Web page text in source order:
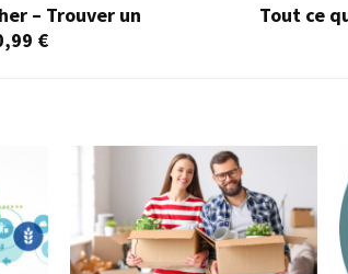
– Trouver un
€
Tout ce